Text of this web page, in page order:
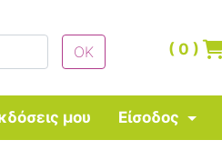
(0 )
μου Είσοδος